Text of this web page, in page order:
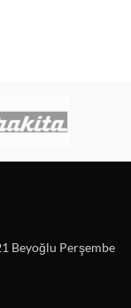
Beyoğlu Perşembe